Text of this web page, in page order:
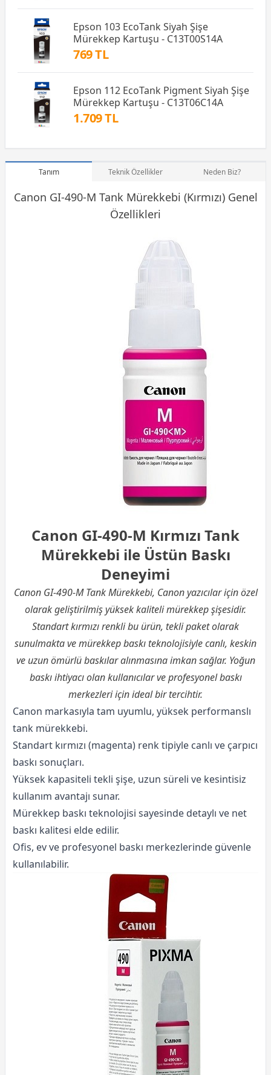
Epson 103 EcoTank Siyah Şişe
Mürekkep Kartuşu - C13T00S14A
769 TL
Epson 112 EcoTank Pigment Siyah Şişe
Mürekkep Kartuşu - C13T06C14A
1.709 TL
Tanım Teknik Özellikler Neden Biz?
Canon GI-490-M Tank Mürekkebi (Kırmızı) Genel
Özellikleri
Canon GI-490-M Kırmızı Tank
Mürekkebi ile Üstün Baskı
Deneyimi
Canon GI-490-M Tank Mürekkebi, Canonyazıcılar için özel
olarak geliştirilmiş yüksek kaliteli mürekkep şişesidir.
Standart kırmızı renkli bu ürün, tekli paket olarak
sunulmakta ve mürekkep baskı teknolojisiyle canlı, keskin
ve uzun ömürlü baskılar alınmasına imkan sağlar. Yoğun
baskı ihtiyacı olan kullanıcılar ve profesyonel baskı
merkezleri için ideal bir tercihtir.
Canon markasıyla tam uyumlu, yüksek performanslı
tank mürekkebi.
Standart kırmızı (magenta) renk tipiyle canlı ve çarpıcı
baskı sonuçları.
Yüksek kapasiteli tekli şişe, uzun süreli ve kesintisiz
kullanım avantajı sunar.
Mürekkep baskı teknolojisi sayesinde detaylı ve net
baskı kalitesi elde edilir.
Ofis, ev ve profesyonel baskı merkezlerinde güvenle
kullanılabilir.